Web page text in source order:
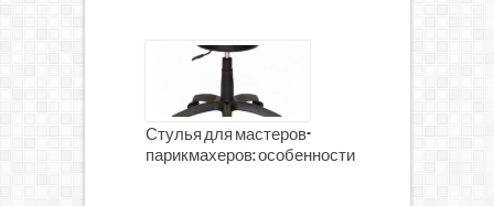
Стулья для мастеров-
парикмахеров: особенности